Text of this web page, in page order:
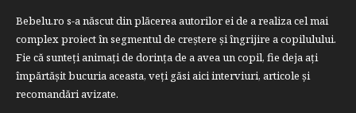
Bebelu.ro s-a născut din plăcerea autorilor ei de a realiza cel mai
complex proiect în segmentul de creştere şi îngrijire a copilulului.
Fie că sunteţi animaţi de dorinţa de a avea un copil, fie deja aţi
împărtăşit bucuria aceasta, veți găsi aici interviuri, articole şi
recomandări avizate.